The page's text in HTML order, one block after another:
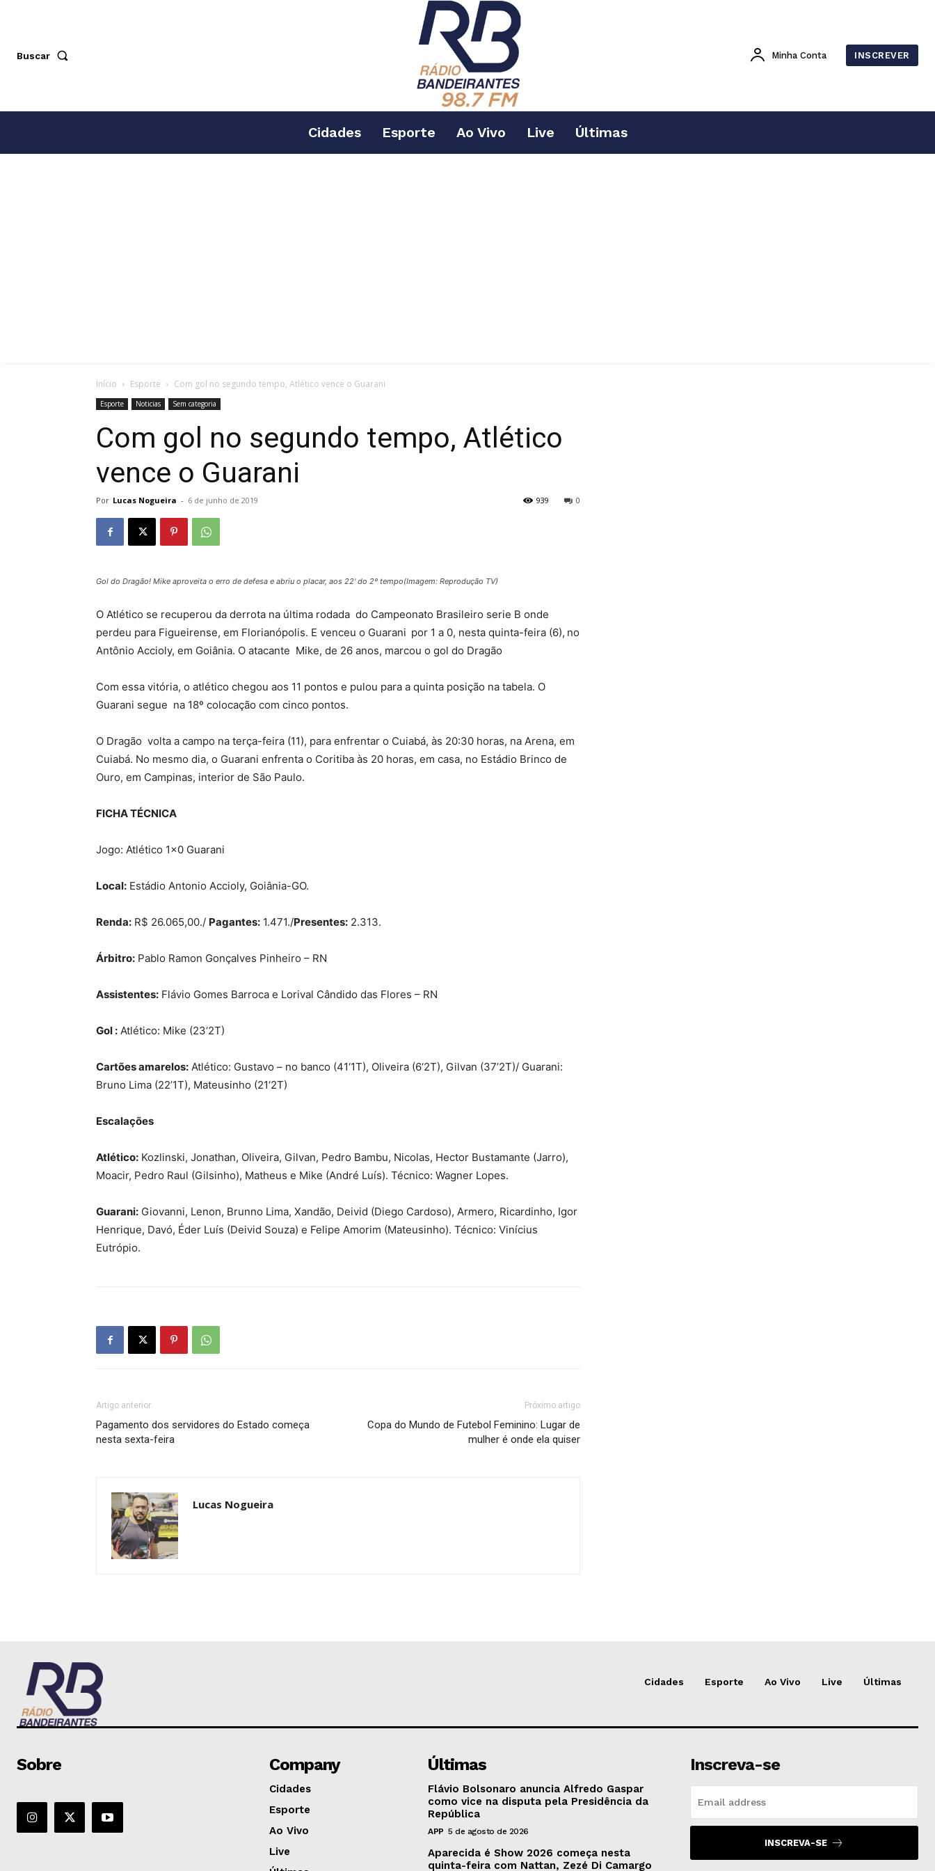
Buscar Minha Conta INSCREVER
Cidades Esporte Ao Vivo Live Últimas
Início Esporte Com gol no segundo tempo, Atlético vence o Guarani
Esporte Noticias Sem categoria
Com gol no segundo tempo, Atlético
vence o Guarani
Por Lucas Nogueira - 6 de junho de 2019 0
939
Gol do Dragão! Mike aproveita o erro de defesa e abriu o placar, aos 22' do 2º tempo(Imagem: Reprodução TV)
O Atlético se recuperou da derrota na última rodada do Campeonato Brasileiro serie B onde
perdeu para Figueirense, em Florianópolis. E venceu o Guarani por 1 a 0, nesta quinta-feira (6), no
Antônio Accioly, em Goiânia. O atacante Mike, de 26 anos, marcou o gol do Dragão
Com essa vitória, o atlético chegou aos 11 pontos e pulou para a quinta posição na tabela. O
Guarani segue na 18º colocação com cinco pontos.
O Dragão volta a campo na terça-feira (11), para enfrentar o Cuiabá, às 20:30 horas, na Arena, em
Cuiabá. No mesmo dia, o Guarani enfrenta o Coritiba às 20 horas, em casa, no Estádio Brinco de
Ouro, em Campinas, interior de São Paulo.
FICHA TÉCNICA
Jogo: Atlético 1×0 Guarani
Local: Estádio Antonio Accioly, Goiânia-GO.
Renda: R$ 26.065,00./ Pagantes: 1.471./Presentes: 2.313.
Árbitro: Pablo Ramon Gonçalves Pinheiro – RN
Assistentes: Flávio Gomes Barroca e Lorival Cândido das Flores – RN
Gol : Atlético: Mike (23‘2T)
Cartões amarelos: Atlético: Gustavo – no banco (41‘1T), Oliveira (6‘2T), Gilvan (37’2T)/ Guarani:
Bruno Lima (22’1T), Mateusinho (21‘2T)
Escalações
Atlético: Kozlinski, Jonathan, Oliveira, Gilvan, Pedro Bambu, Nicolas, Hector Bustamante (Jarro),
Moacir, Pedro Raul (Gilsinho), Matheus e Mike (André Luís). Técnico: Wagner Lopes.
Guarani: Giovanni, Lenon, Brunno Lima, Xandão, Deivid (Diego Cardoso), Armero, Ricardinho, Igor
Henrique, Davó, Éder Luís (Deivid Souza) e Felipe Amorim (Mateusinho). Técnico: Vinícius
Eutrópio.
Artigo anterior
Pagamento dos servidores do Estado começa
nesta sexta-feira
Próximo artigo
Copa do Mundo de Futebol Feminino: Lugar de
mulher é onde ela quiser
Lucas Nogueira
Cidades Esporte Ao Vivo Live Últimas
Sobre Company
Cidades
Esporte
Ao Vivo
Live
Últimas
Flávio Bolsonaro anuncia Alfredo Gaspar
como vice na disputa pela Presidência da
República
APP 5 de agosto de 2026
Aparecida é Show 2026 começa nesta
quinta-feira com Nattan, Zezé Di Camargo
Inscreva-se
INSCREVA-SE